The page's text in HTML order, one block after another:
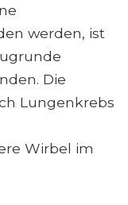
werden, ist
Die
Lungenkrebs
Wirbel im